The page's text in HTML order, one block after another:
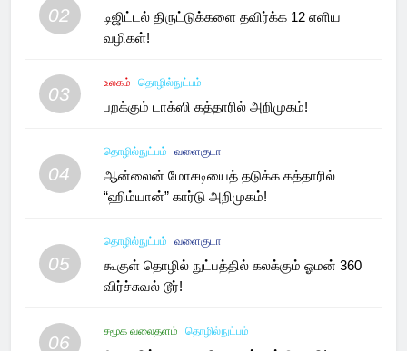
02
டிஜிட்டல் திருட்டுக்களை தவிர்க்க 12 எளிய
வழிகள்!
03
உலகம் தொழில்நுட்பம்
பறக்கும் டாக்ஸி கத்தாரில் அறிமுகம்!
04
தொழில்நுட்பம் வளைகுடா
ஆன்லைன் மோசடியைத் தடுக்க கத்தாரில்
“ஹிம்யான்” கார்டு அறிமுகம்!
05
தொழில்நுட்பம் வளைகுடா
கூகுள் தொழில் நுட்பத்தில் கலக்கும் ஓமன் 360
விர்ச்சுவல் டூர்!
06
சமூக வலைதளம் தொழில்நுட்பம்